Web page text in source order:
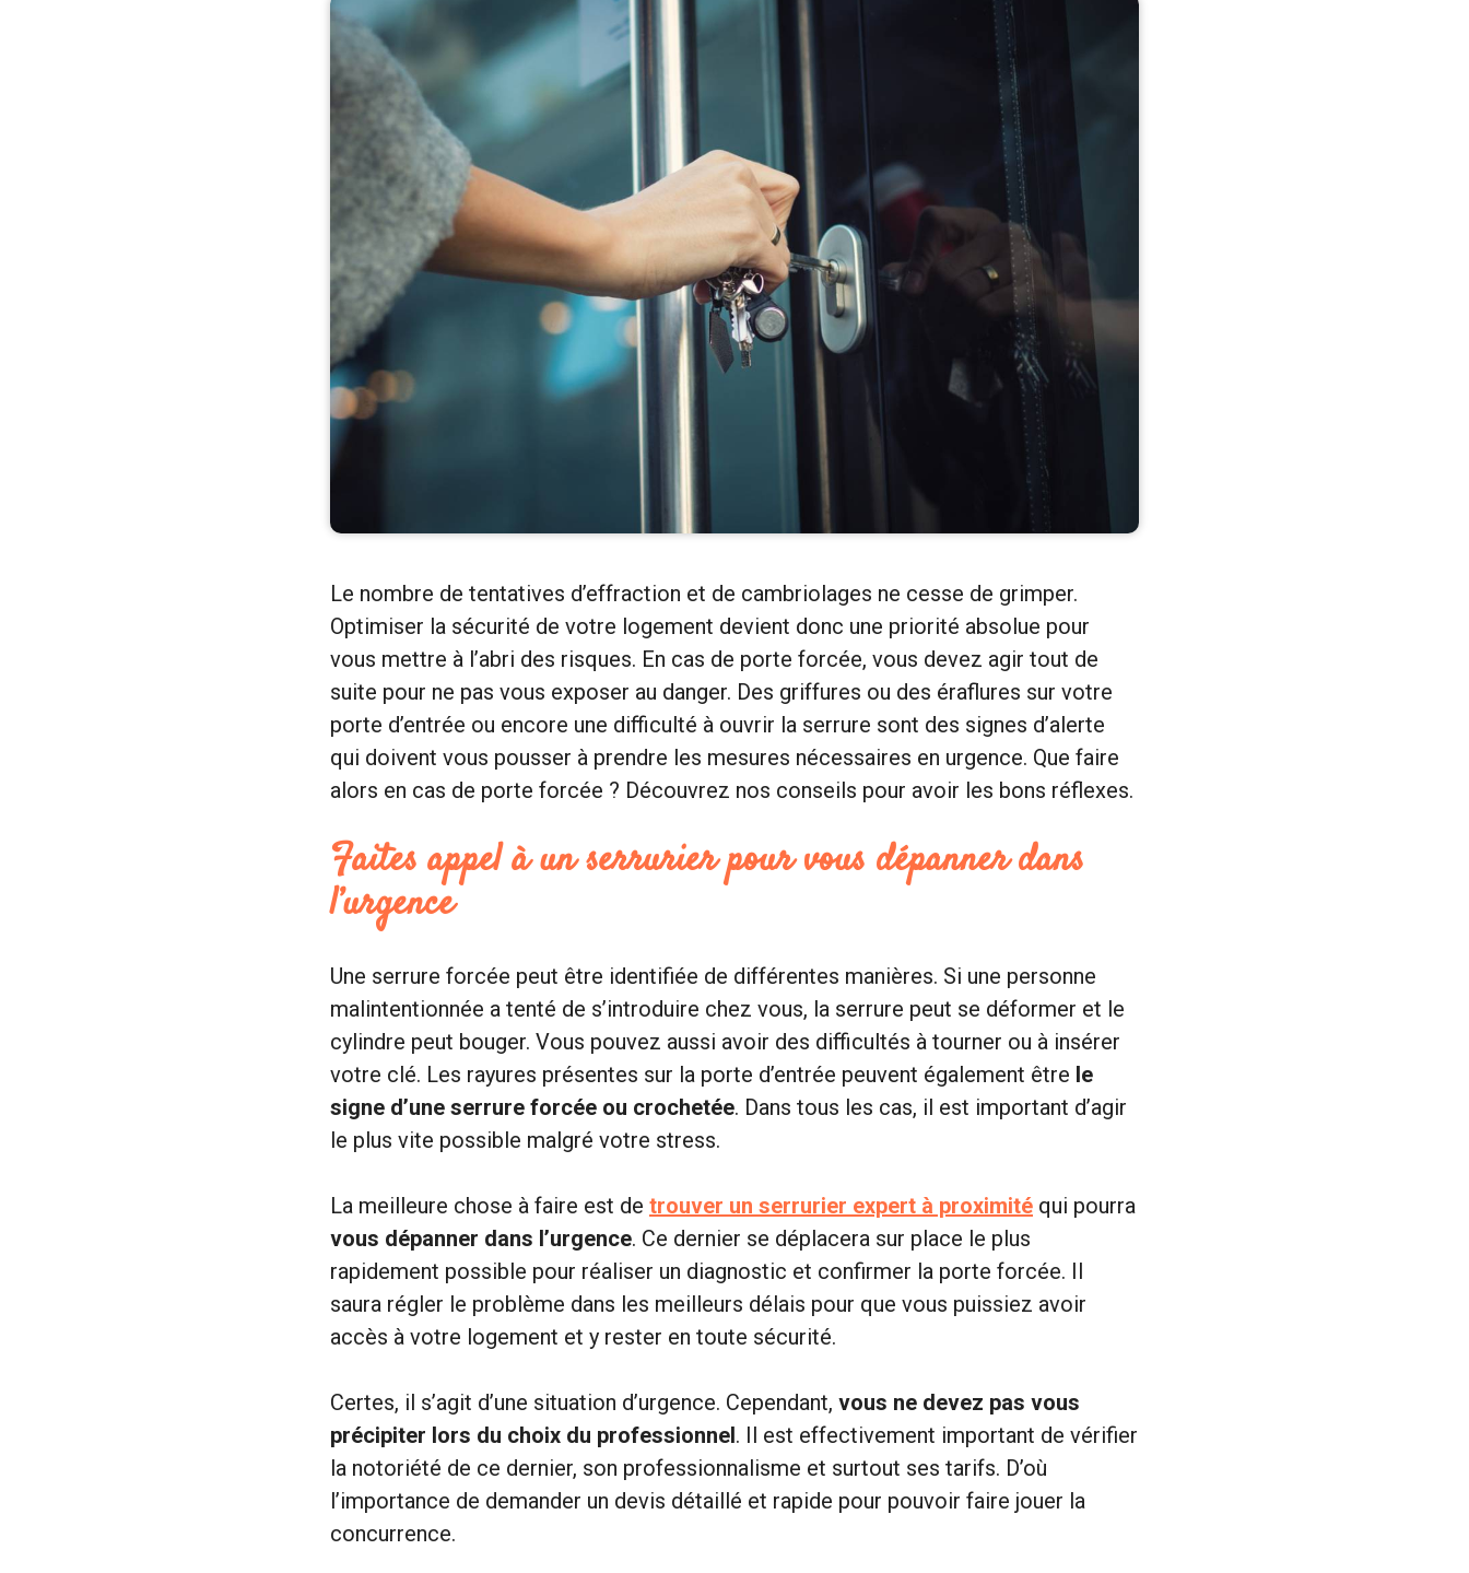
Le nombre de tentatives d’effraction et de cambriolages ne cesse de grimper.
Optimiser la sécurité de votre logement devient donc une priorité absolue pour
vous mettre à l’abri des risques. En cas de porte forcée, vous devez agir tout de
suite pour ne pas vous exposer au danger. Des griffures ou des éraflures sur votre
porte d’entrée ou encore une difficulté à ouvrir la serrure sont des signes d’alerte
qui doivent vous pousser à prendre les mesures nécessaires en urgence. Que faire
alors en cas de porte forcée ? Découvrez nos conseils pour avoir les bons réflexes.
Faites appel à un serrurier pour vous dépanner dans
l’urgence
Une serrure forcée peut être identifiée de différentes manières. Si une personne
malintentionnée a tenté de s’introduire chez vous, la serrure peut se déformer et le
cylindre peut bouger. Vous pouvez aussi avoir des difficultés à tourner ou à insérer
votre clé. Les rayures présentes sur la porte d’entrée peuvent également être le
signe d’une serrure forcée ou crochetée. Dans tous les cas, il est important d’agir
le plus vite possible malgré votre stress.
La meilleure chose à faire est de trouver un serrurier expert à proximité qui pourra
vous dépanner dans l’urgence. Ce dernier se déplacera sur place le plus
rapidement possible pour réaliser un diagnostic et confirmer la porte forcée. Il
saura régler le problème dans les meilleurs délais pour que vous puissiez avoir
accès à votre logement et y rester en toute sécurité.
Certes, il s’agit d’une situation d’urgence. Cependant, vous ne devez pas vous
précipiter lors du choix du professionnel. Il est effectivement important de vérifier
la notoriété de ce dernier, son professionnalisme et surtout ses tarifs. D’où
l’importance de demander un devis détaillé et rapide pour pouvoir faire jouer la
concurrence.